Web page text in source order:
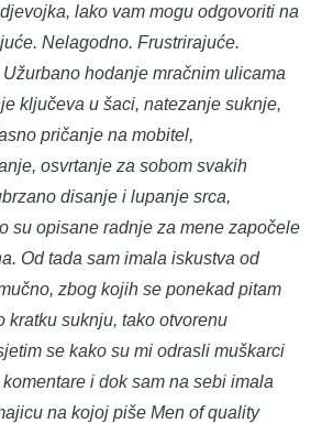
lako vam mogu odgovoriti na
Nelagodno. Frustrirajuće.
hodanje mračnim ulicama
ključeva u šaci, natezanje suknje,
pričanje na mobitel,
osvrtanje za sobom svakih
disanje i lupanje srca,
su opisane radnje za mene započele
Od tada sam imala iskustva od
zbog kojih se ponekad pitam
kratku suknju, tako otvorenu
se kako su mi odrasli muškarci
i dok sam na sebi imala
na kojoj piše Men of quality